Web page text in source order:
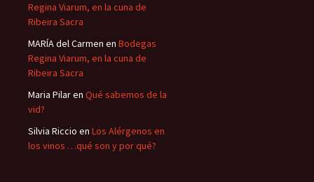
Regina Viarum, en la cuna de
Ribeira Sacra
MARÍA del Carmen en Bodegas
Regina Viarum, en la cuna de
Ribeira Sacra
Maria Pilaren Qué sabemos de la
vid?
Silvia Riccio en Los Alérgenos en
los vinos …qué son y por qué?